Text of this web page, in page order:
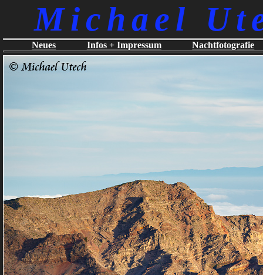
Michael
Neues Infos + Impressum Nachtfotografie